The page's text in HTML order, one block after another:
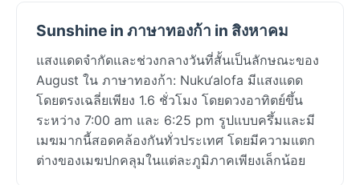
Sunshine in ภาษาทองก้า in สิงหาคม
แสงแดดจำกัดและช่วงกลางวันที่สั้นเป็นลักษณะของ
August ใน ภาษาทองก้า: Nuku‘alofa มีแสงแดด
โดยตรงเฉลี่ยเพียง 1.6 ชั่วโมง โดยดวงอาทิตย์ขึ้น
ระหว่าง 7:00 am และ 6:25 pm รูปแบบครึ้มและมี
เมฆมากนี้สอดคล้องกันทั่วประเทศ โดยมีความแตก
ต่างของเมฆปกคลุมในแต่ละภูมิภาคเพียงเล็กน้อย